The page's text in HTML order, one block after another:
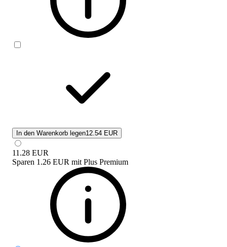
In den Warenkorb legen12.54 EUR
11.28 EUR
Sparen 1.26 EUR mit Plus Premium